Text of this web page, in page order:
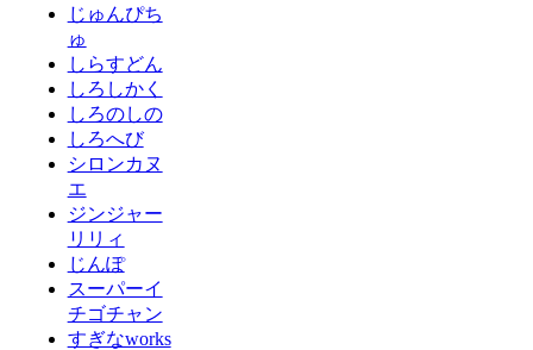
じゅんぴち
ゅ
しらすどん
しろしかく
しろのしの
しろへび
シロンカヌ
エ
ジンジャー
リリィ
じんぽ
スーパーイ
チゴチャン
すぎなworks